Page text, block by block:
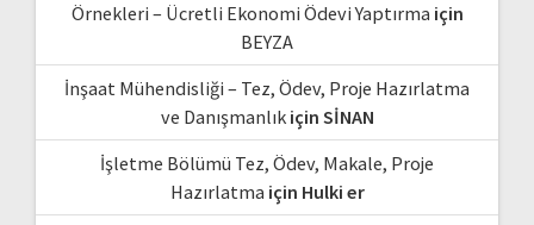
Örnekleri – Ücretli Ekonomi Ödevi Yaptırma için
BEYZA
İnşaat Mühendisliği – Tez, Ödev, Proje Hazırlatma
ve Danışmanlıkiçin SİNAN
İşletme Bölümü Tez, Ödev, Makale, Proje
Hazırlatma için Hulki er